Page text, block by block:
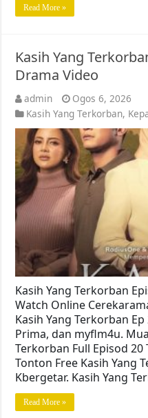
Read More »
Kasih Yang
Drama Video
admin
Ogos 6, 2026
Kasih Yang Terkorban,
Kasih Yang Terkorban
Watch Online
Kasih Yang Terkorban
Prima, dan myflm4u.
Terkorban Full Episod 20
Tonton Free Kasih Yang
Kbergetar. Kasih Yang
Read More »